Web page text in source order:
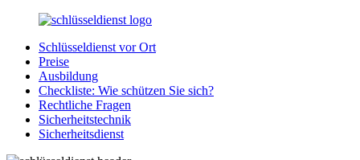
Zurück
Inhalt
SchluesseldienstDirekt.de
Ihre
Notlage
wird
gelöst!
Schlüsseldienst vor Ort
Preise
Ausbildung
Checkliste: Wie schützen Sie sich?
Rechtliche Fragen
Sicherheitstechnik
Sicherheitsdienst